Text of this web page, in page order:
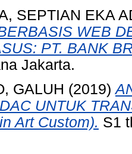
SEPTIAN EKA
WEB
PT. BANK
Jakarta.
GALUH (2019)
UNTUK
Art Custom). S1